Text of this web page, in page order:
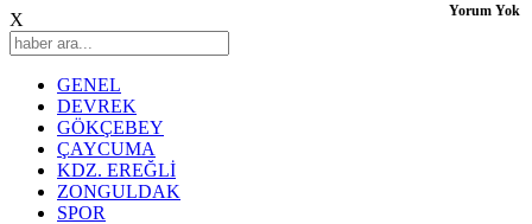
X
GENEL
DEVREK
GÖKÇEBEY
ÇAYCUMA
KDZ. EREĞLİ
ZONGULDAK
SPOR
Yorum Yok